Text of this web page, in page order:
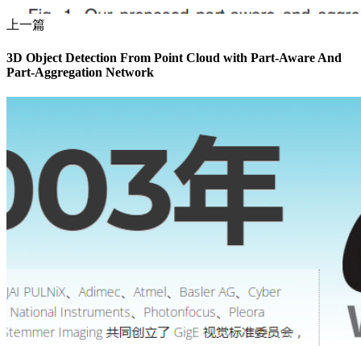
上一篇
3D Object Detection From Point Cloud with Part-Aware And
Part-Aggregation Network